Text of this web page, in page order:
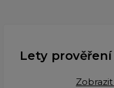
Lety